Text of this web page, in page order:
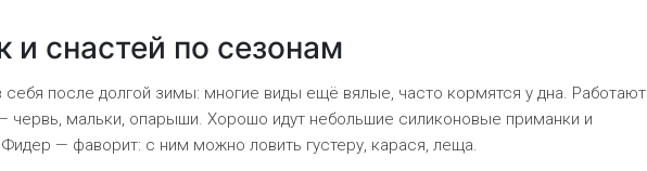
снастей по сезонам
себя после долгой зимы: многие виды ещё вялые, часто кормятся у дна. Работают
червь, мальки, опарыши. Хорошо идут небольшие силиконовые приманки и
— фаворит: с ним можно ловить густеру, карася, леща.